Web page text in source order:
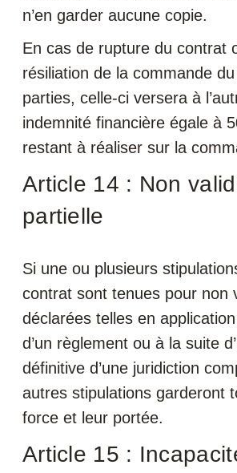
n’en garder aucune copie.
En cas de rupture du contrat
résiliation de la commande
parties, celle-ci versera à
indemnité financière égale à
restant à réaliser sur la
Article 14 : Non
partielle
Si une ou plusieurs
contrat sont tenues pour non
déclarées telles en application
d’un règlement ou à la suite
définitive d’une juridiction
autres stipulations garderont
force et leur portée.
Article 15 :